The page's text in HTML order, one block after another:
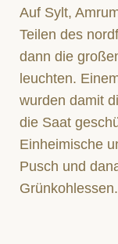
Auf Sylt,
Teilen des
dann die
leuchten.
wurden damit
die Saat
Einheimische
Pusch und
Grünkohlessen.